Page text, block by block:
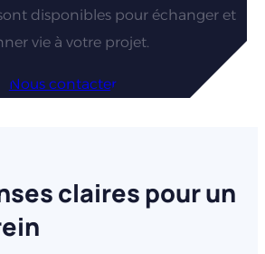
disponibles pour échanger et
vie à votre projet.
Nous contacter
claires pour un